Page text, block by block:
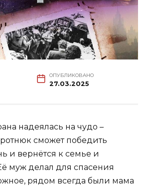
ОПУБЛИКОВАНО
27.03.2025
надеялась на чудо –
сможет победить
и вернётся к семье и
муж делал для спасения
рядом всегда были мама